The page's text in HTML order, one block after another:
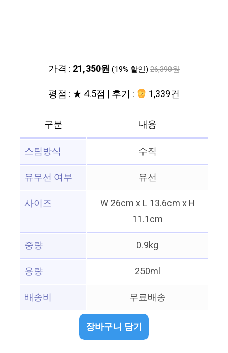
가격 : 21,350원 (19% 할인) 26,390원
평점 : ★ 4.5점 | 후기 : 1,339건
구분
내용
스팀방식
수직
유무선 여부
유선
사이즈
W 26cm x L 13.6cm x H
11.1cm
중량
0.9kg
용량
250ml
배송비
무료배송
장바구니 담기